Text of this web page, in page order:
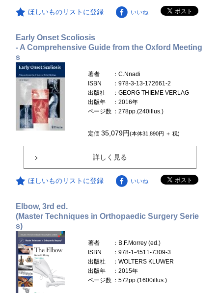
ほしいものリストに登録 いいね
Early Onset Scoliosis
- A Comprehensive Guide from the Oxford Meeting
s
著者
：C.Nnadi
ISBN
：978-3-13-172661-2
出版社
：GEORG THIEME VERLAG
出版年
：2016年
ページ数 ：278pp.(240illus.)
定価35,079円(本体31,890円 ＋ 税)
詳しく見る
ほしいものリストに登録 いいね
Elbow, 3rd ed.
(Master Techniques in Orthopaedic Surgery Serie
s)
著者
：B.F.Morrey (ed.)
ISBN
：978-1-4511-7309-3
出版社
：WOLTERS KLUWER
出版年
：2015年
ページ数 ：572pp.(1600illus.)